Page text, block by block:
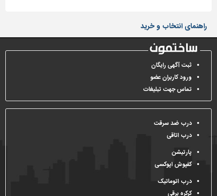
شهرسازی،
ترافیک
و
سازه
راهنمای انتخاب و خرید
ثبت آگهی رایگان
ورود کاربران عضو
تماس جهت تبلیغات
درب ضد سرقت
درب اتاقی
پارتیشن
کفپوش اپوکسی
درب اتوماتیک
کرکره برقی